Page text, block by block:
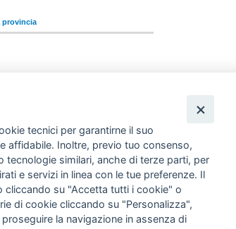
provincia
provincia
tecnici per garantirne il suo
affidabile. Inoltre, previo tuo consenso,
tecnologie similari, anche di terze parti, per
e servizi in linea con le tue preferenze. Il
cliccando su "Accetta tutti i cookie" o
di cookie cliccando su "Personalizza",
la navigazione in assenza di